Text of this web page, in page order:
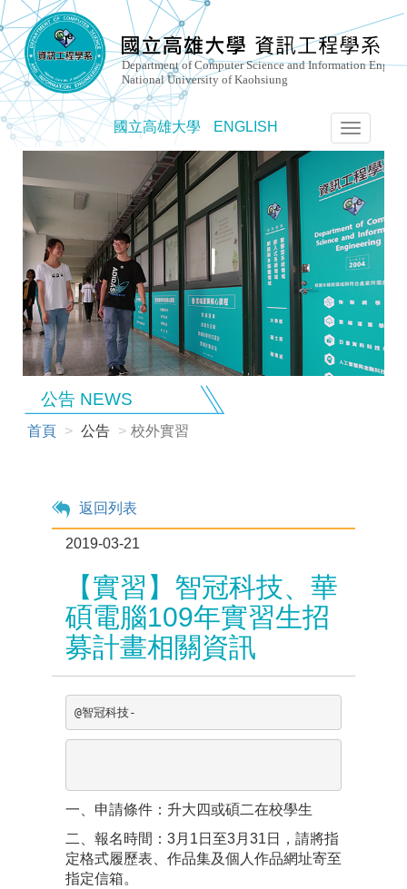
國立高雄大學 ENGLISH
選
單
切
換
公告 NEWS
首頁 公告 校外實習
返回列表
2019-03-21
【實習】智冠科技、華
碩電腦109年實習生招
募計畫相關資訊
@智冠科技-
一、申請條件：升大四或碩二在校學生
二、報名時間：3月1日至3月31日，請將指
定格式履歷表、作品集及個人作品網址寄至
指定信箱。